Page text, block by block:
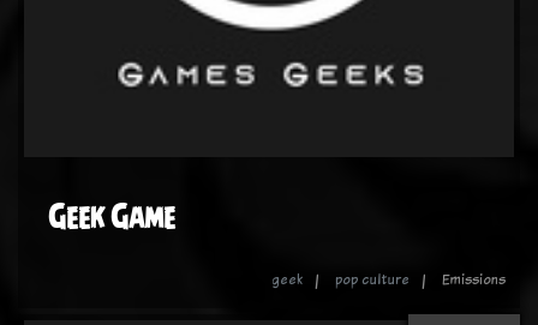
Geek Game
geek pop culture Emissions